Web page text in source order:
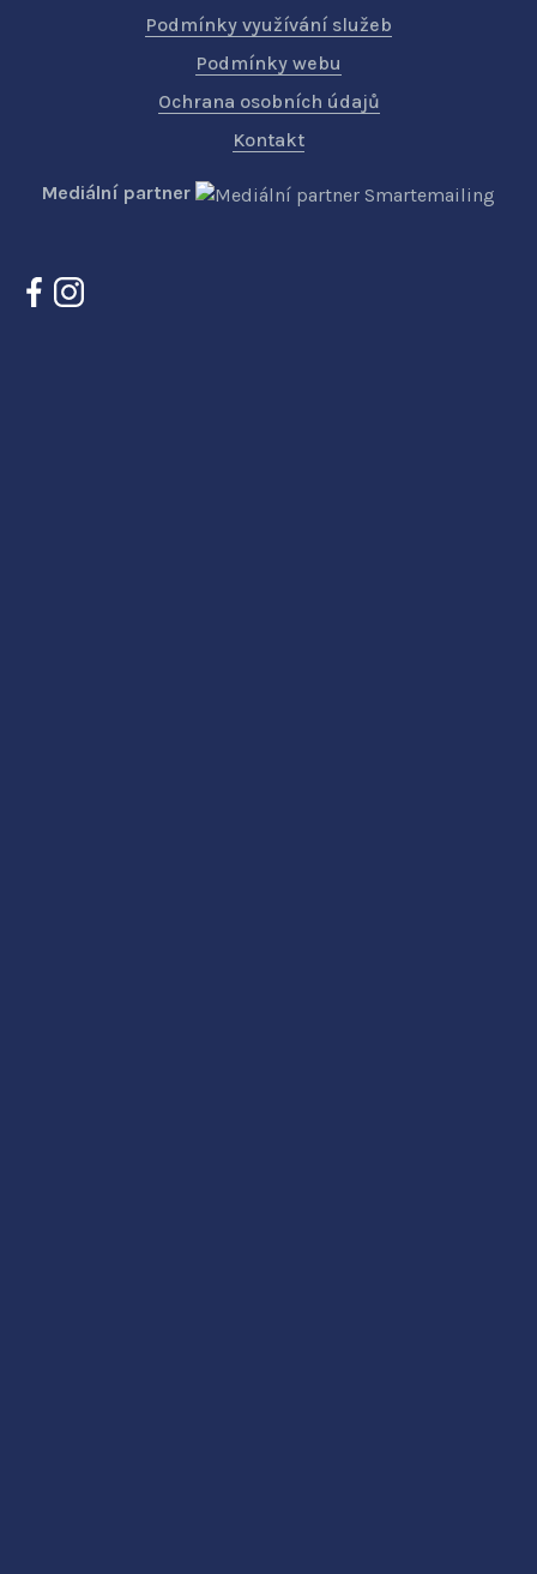
Podmínky využívání služeb
Podmínky webu
Ochrana osobních údajů
Kontakt
Mediální partner